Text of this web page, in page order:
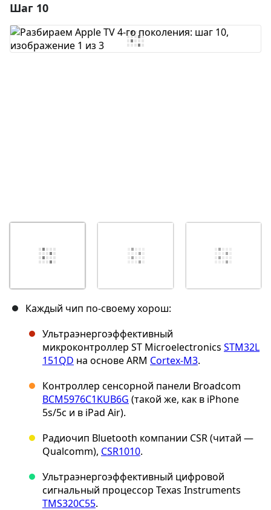
Добавить комментарий
Шаг 10
Каждый чип по-своему хорош:
Ультраэнергоэффективный
микроконтроллер ST Microelectronics STM32L
151QD на основе ARM Cortex-M3.
Контроллер сенсорной панели Broadcom
BCM5976C1KUB6G (такой же, как в iPhone
5s/5c и в iPad Air).
Радиочип Bluetooth компании CSR (читай —
Qualcomm), CSR1010.
Ультраэнергоэффективный цифровой
сигнальный процессор Texas Instruments
TMS320C55.